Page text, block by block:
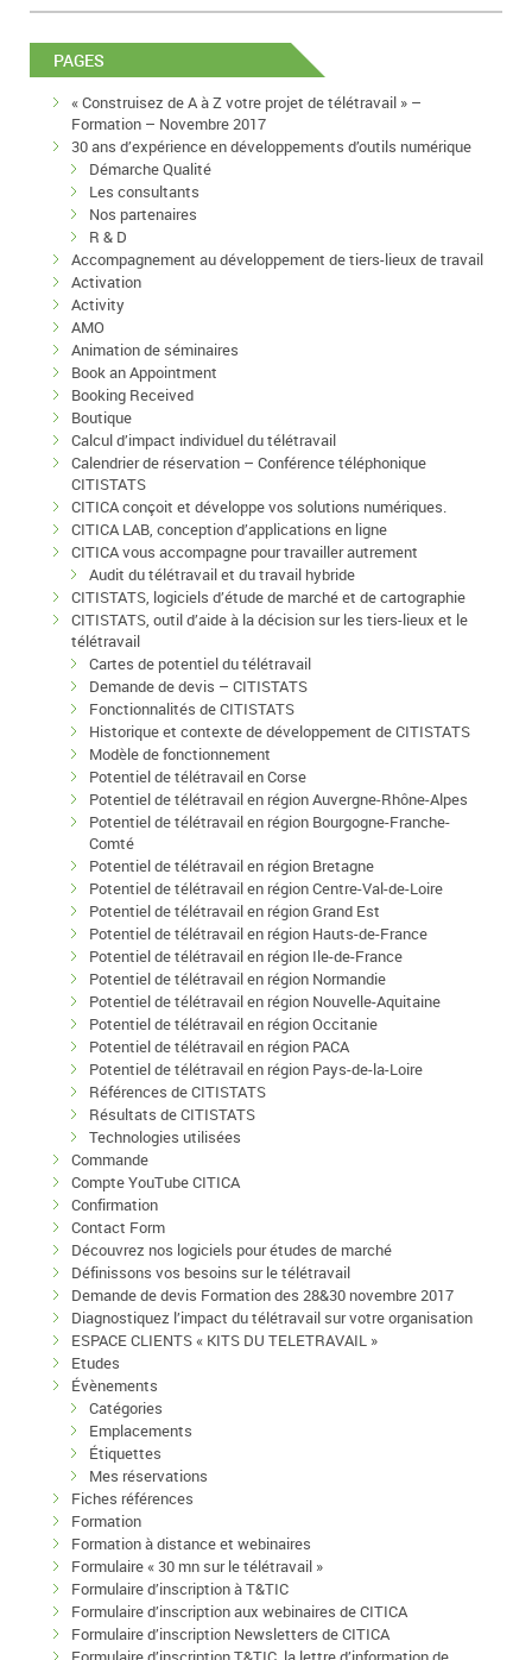
PAGES
« Construisez de A à Z votre projet de télétravail » –
Formation – Novembre 2017
30 ans d’expérience en développements d’outils numérique
Démarche Qualité
Les consultants
Nos partenaires
R & D
Accompagnement au développement de tiers-lieux de travail
Activation
Activity
AMO
Animation de séminaires
Book an Appointment
Booking Received
Boutique
Calcul d’impact individuel du télétravail
Calendrier de réservation – Conférence téléphonique
CITISTATS
CITICA conçoit et développe vos solutions numériques.
CITICA LAB, conception d’applications en ligne
CITICA vous accompagne pour travailler autrement
Audit du télétravail et du travail hybride
CITISTATS, logiciels d’étude de marché et de cartographie
CITISTATS, outil d’aide à la décision sur les tiers-lieux et le
télétravail
Cartes de potentiel du télétravail
Demande de devis – CITISTATS
Fonctionnalités de CITISTATS
Historique et contexte de développement de CITISTATS
Modèle de fonctionnement
Potentiel de télétravail en Corse
Potentiel de télétravail en région Auvergne-Rhône-Alpes
Potentiel de télétravail en région Bourgogne-Franche-
Comté
Potentiel de télétravail en région Bretagne
Potentiel de télétravail en région Centre-Val-de-Loire
Potentiel de télétravail en région Grand Est
Potentiel de télétravail en région Hauts-de-France
Potentiel de télétravail en région Ile-de-France
Potentiel de télétravail en région Normandie
Potentiel de télétravail en région Nouvelle-Aquitaine
Potentiel de télétravail en région Occitanie
Potentiel de télétravail en région PACA
Potentiel de télétravail en région Pays-de-la-Loire
Références de CITISTATS
Résultats de CITISTATS
Technologies utilisées
Commande
Compte YouTube CITICA
Confirmation
Contact Form
Découvrez nos logiciels pour études de marché
Définissons vos besoins sur le télétravail
Demande de devis Formation des 28&30 novembre 2017
Diagnostiquez l’impact du télétravail sur votre organisation
ESPACE CLIENTS « KITS DU TELETRAVAIL »
Etudes
Évènements
Catégories
Emplacements
Étiquettes
Mes réservations
Fiches références
Formation
Formation à distance et webinaires
Formulaire « 30 mn sur le télétravail »
Formulaire d’inscription à T&TIC
Formulaire d’inscription aux webinaires de CITICA
Formulaire d’inscription Newsletters de CITICA